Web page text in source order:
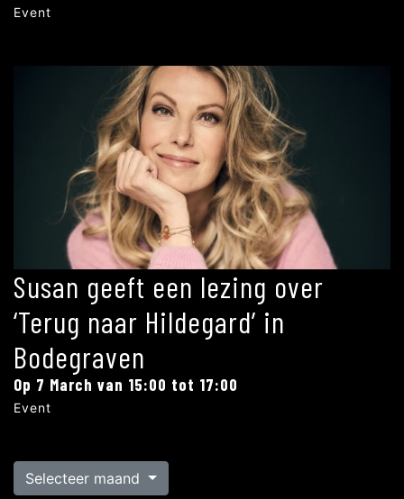
Event
Susan geeft een lezing over
‘Terug naar Hildegard’ in
Bodegraven
Op 7 March van 15:00 tot 17:00
Event
Selecteer maand